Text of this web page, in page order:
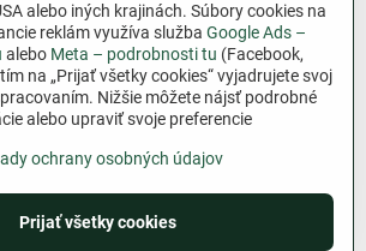
e-shop bez dotácií​. Fungujeme len
ľuďom, ktorí veria v poctivú prácu a
Každý nákup na Jutro​.sk nám pomáha
tom, čo má zmysel – pomáhať
zadarmo a srdcom​.
©2026Copyright
Zásady ochrany osobných údajov
alebo iných krajinách. Súbory cookies na
reklám využíva služba Google Ads –
alebo Meta – podrobnosti tu (Facebook,
na „Prijať všetky cookies“ vyjadrujete svoj
Nižšie môžete nájsť podrobné
alebo upraviť svoje preferencie
ochrany osobných údajov
Prijať všetky cookies